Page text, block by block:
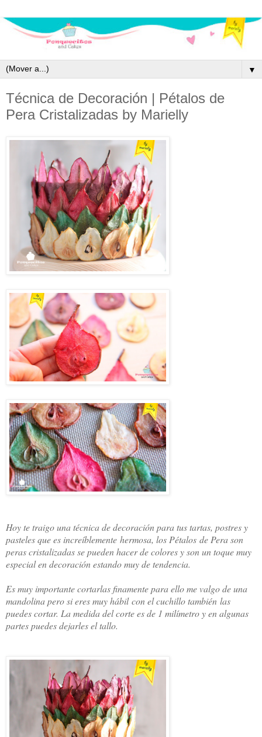
▼
Técnica de Decoración | Pétalos de
Pera Cristalizadas by Marielly
Hoy te traigo una técnica de decoración para tus tartas, postres y
pasteles que es increíblemente hermosa, los Pétalos de Pera son
peras cristalizadas se pueden hacer de colores y son un toque muy
especial en decoración estando muy de tendencia.
Es muy importante cortarlas finamente para ello me valgo de una
mandolina pero si eres muy hábil con el cuchillo también las
puedes cortar. La medida del corte es de 1 milímetro y en algunas
partes puedes dejarles el tallo.